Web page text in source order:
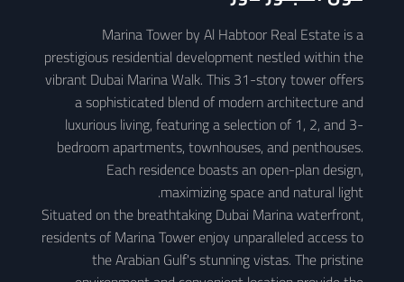
Marina Tower by Al Habtoor Real Estate is a
prestigious residential development nestled within the
vibrant Dubai Marina Walk. This 31-story tower offers
a sophisticated blend of modern architecture and
luxurious living, featuring a selection of 1, 2, and 3-
bedroom apartments, townhouses, and penthouses.
Each residence boasts an open-plan design,
maximizing space and natural light.
Situated on the breathtaking Dubai Marina waterfront,
residents of Marina Tower enjoy unparalleled access to
the Arabian Gulf's stunning vistas. The pristine